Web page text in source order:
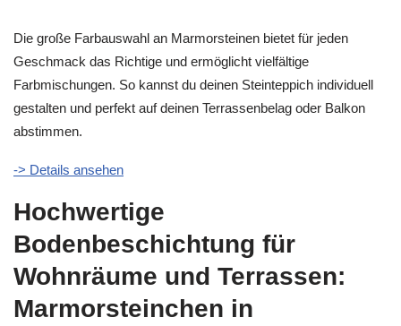
Die große Farbauswahl an Marmorsteinen bietet für jeden
Geschmack das Richtige und ermöglicht vielfältige
Farbmischungen. So kannst du deinen Steinteppich individuell
gestalten und perfekt auf deinen Terrassenbelag oder Balkon
abstimmen.
-> Details ansehen
Hochwertige
Bodenbeschichtung für
Wohnräume und Terrassen:
Marmorsteinchen in